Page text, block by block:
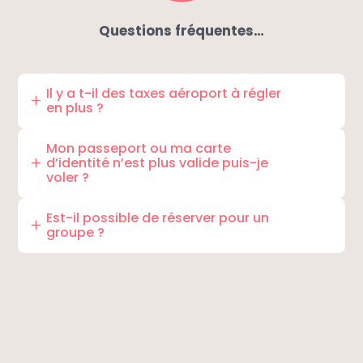
Questions fréquentes…
Il y a t-il des taxes aéroport à régler
en plus ?
est déjà inclus.
Mon passeport ou ma carte
d’identité n’est plus valide puis-je
voler ?
consignes de vol que les règles d’aviation. Vous
ne pourrez pas embarquer si votre passeport
ou votre carte d’identité n’est plus valable.
Est-il possible de réserver pour un
groupe ?
Oui,il vous suffit de formuler votre demande ici.